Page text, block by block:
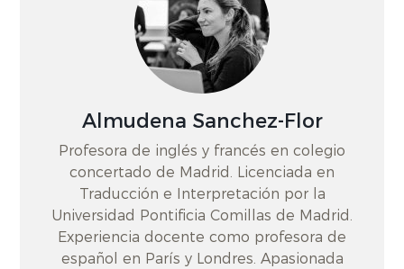
Almudena Sanchez-Flor
Profesora de inglés y francés en colegio
concertado de Madrid. Licenciada en
Traducción e Interpretación por la
Universidad Pontificia Comillas de Madrid.
Experiencia docente como profesora de
español en París y Londres. Apasionada